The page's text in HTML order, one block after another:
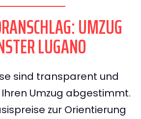
UMZUG
LUGANO
sind transparent und
Umzug abgestimmt.
zur Orientierung